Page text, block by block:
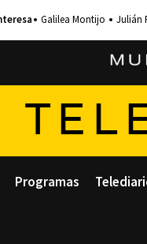
Galilea Montijo Julián
Programas